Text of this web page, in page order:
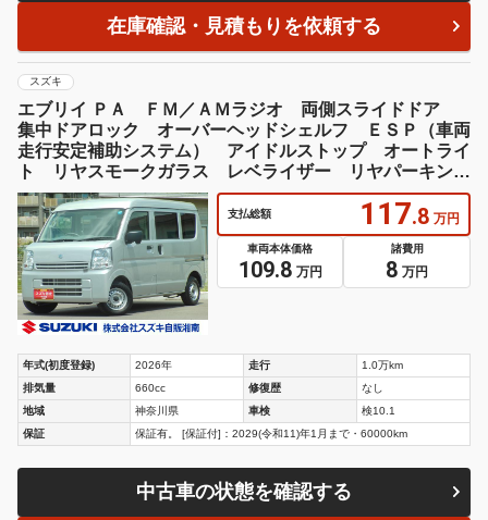
在庫確認・見積もりを依頼する
スズキ
エブリイ ＰＡ ＦＭ／ＡＭラジオ 両側スライドドア
集中ドアロック オーバーヘッドシェルフ ＥＳＰ（車両
走行安定補助システム） アイドルストップ オートライ
ト リヤスモークガラス レベライザー リヤパーキング
センター
支払総額 117.8 万円
車両本体価格
109.8 万円
諸費用
8 万円
年式(初度登録) 2026年 走行
1.0万km
排気量
660cc 修復歴
なし
地域
神奈川県 車検
検10.1
保証
保証有。 [保証付]：2029(令和11)年1月まで・60000km
中古車の状態を確認する